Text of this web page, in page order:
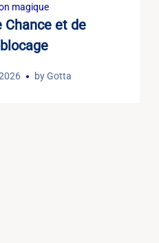
magique
Chance et de
byGotta